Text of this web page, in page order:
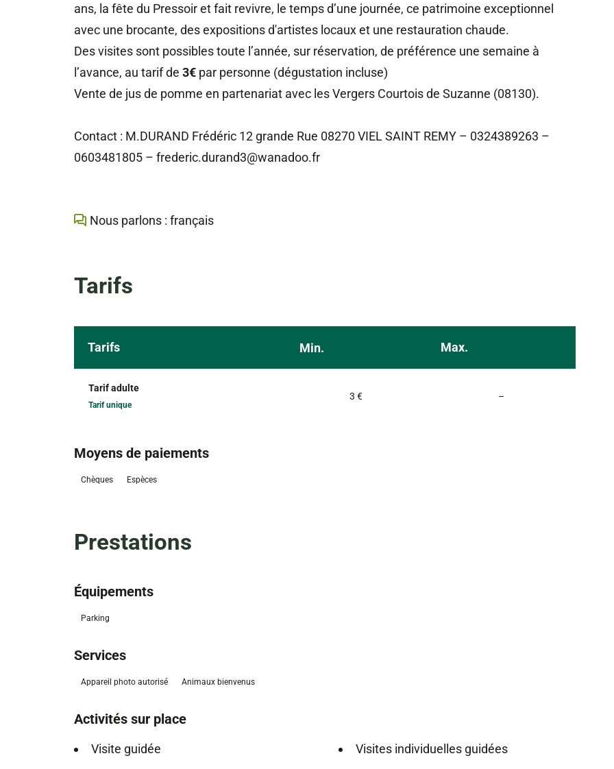
ans, la fête du Pressoir et fait revivre, le temps d’une journée, ce patrimoine exceptionnel
avec une brocante, des expositions d'artistes locaux et une restauration chaude.
Des visites sont possibles toute l’année, sur réservation, de préférence une semaine à
l’avance, au tarif de 3€par personne (dégustation incluse)
Vente de jus de pomme en partenariat avec les Vergers Courtois de Suzanne (08130).
Contact : M.DURAND Frédéric 12 grande Rue 08270 VIEL SAINT REMY – 0324389263 –
0603481805 – frederic.durand3@wanadoo.fr
Nous parlons : français
Tarifs
Tarifs Min. Max.
Tarif adulte
Tarif unique
3 € –Non communiqué
Moyens de paiements
Chèques Espèces
Prestations
Équipements
Parking
Services
Appareil photo autorisé Animaux bienvenus
Activités sur place
Visite guidée Visites individuelles guidées